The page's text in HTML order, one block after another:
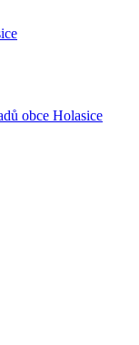
obce Holasice